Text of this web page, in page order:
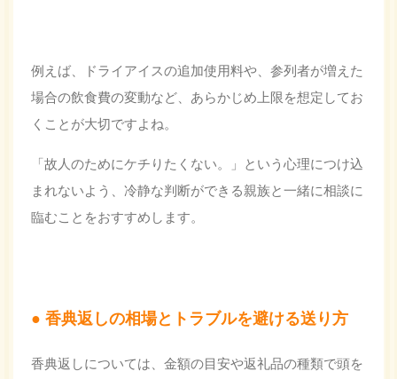
例えば、ドライアイスの追加使用料や、参列者が増えた
場合の飲食費の変動など、あらかじめ上限を想定してお
くことが大切ですよね。
「故人のためにケチりたくない。」という心理につけ込
まれないよう、冷静な判断ができる親族と一緒に相談に
臨むことをおすすめします。
香典返しの相場とトラブルを避ける送り方
香典返しについては、金額の目安や返礼品の種類で頭を